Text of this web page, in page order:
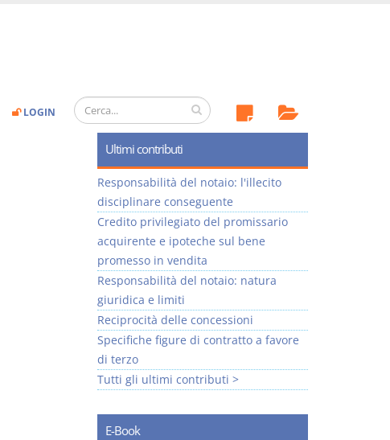
LOGIN
Ultimi contributi
Responsabilità del notaio: l'illecito
disciplinare conseguente
Credito privilegiato del promissario
acquirente e ipoteche sul bene
promesso in vendita
Responsabilità del notaio: natura
giuridica e limiti
Reciprocità delle concessioni
Specifiche figure di contratto a favore
di terzo
Tutti gli ultimi contributi >
E-Book